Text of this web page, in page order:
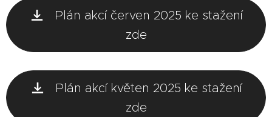
Plán akcí červen 2025 ke stažení
zde
Plán akcí květen 2025 ke stažení
zde